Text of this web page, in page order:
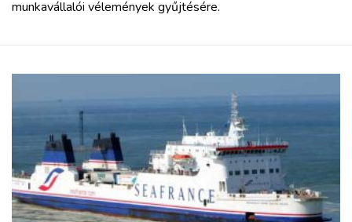
munkavállalói vélemények gyűjtésére.